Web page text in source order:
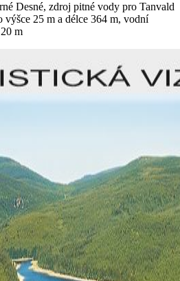
Desné, zdroj pitné vody pro Tanvald
výšce 25 m a délce 364 m, vodní
m